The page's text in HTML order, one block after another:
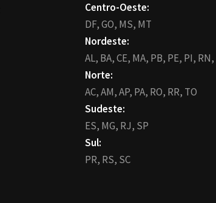
Centro-Oeste:
DF,GO, MS, MT
Nordeste:
AL, BA,CE, MA, PB, PE, PI, RN,
Norte:
AC,AM,AP, PA, RO, RR, TO
Sudeste:
ES, MG, RJ, SP
Sul:
PR, RS, SC